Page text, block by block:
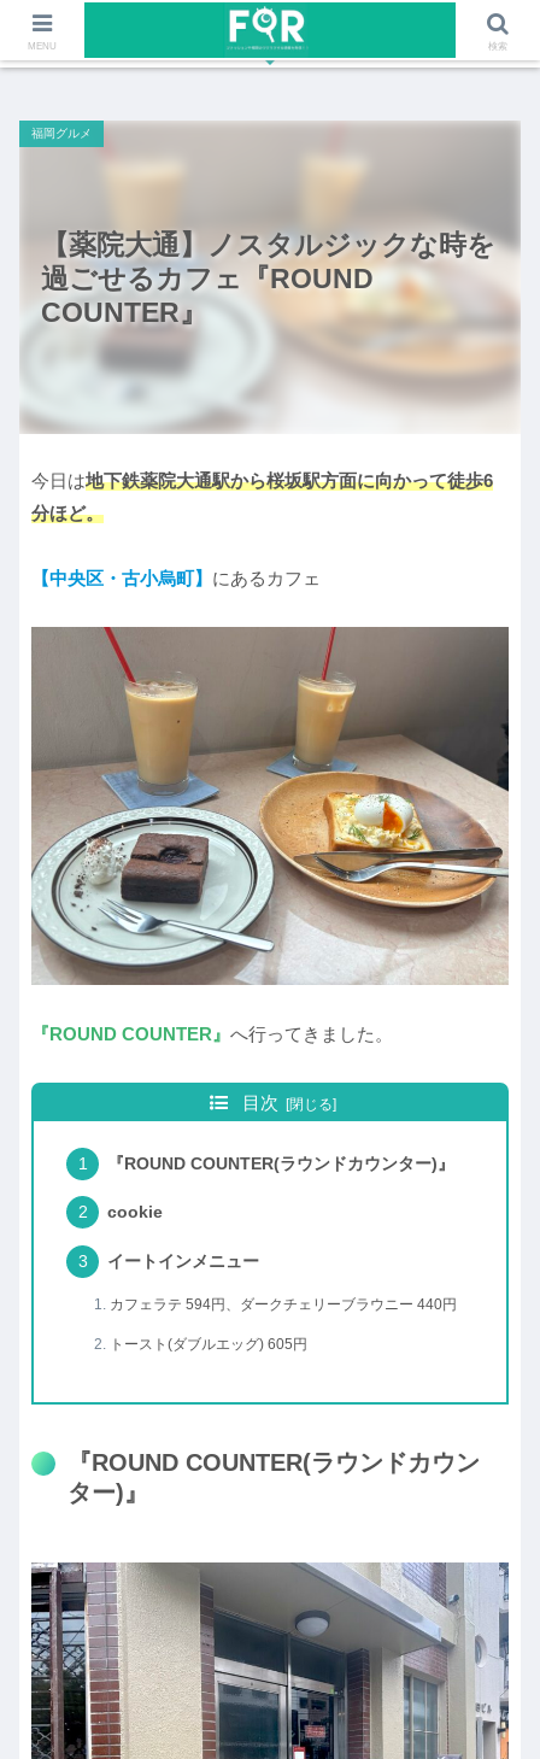
ファッションや福岡のワクワクする情報を発信！！
【薬院大通】ノスタルジックな時を
過ごせるカフェ『ROUND
COUNTER』
福岡グルメ
今日は地下鉄薬院大通駅から桜坂駅方面に向かって徒歩6
分ほど。
【中央区・古小烏町】 にあるカフェ
『ROUND COUNTER』 へ行ってきました。
目次
『ROUND COUNTER(ラウンドカウンター)』
cookie
イートインメニュー
カフェラテ 594円、ダークチェリーブラウニー 440円
トースト(ダブルエッグ) 605円
『ROUND COUNTER(ラウンドカウン
ター)』
MENU 検索